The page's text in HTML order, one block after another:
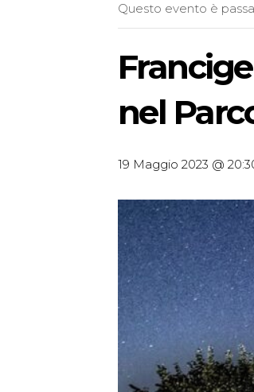
Questo evento è
nel
19 Maggio 2023 @